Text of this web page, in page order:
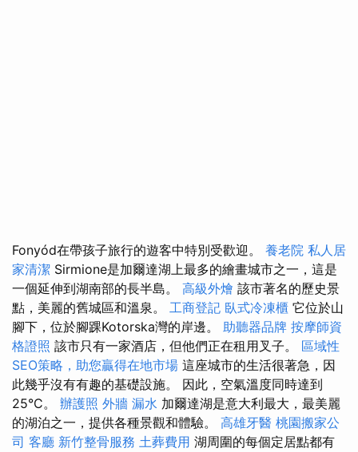
Fonyód在帶孩子旅行的遊客中特別受歡迎。 養老院 私人居
家清潔 Sirmione是加爾達湖上最多的繪畫城市之一，這是
一個延伸到湖南部的長半島。 高級外燴 該市著名的歷史景
點，美麗的舊城區和溫泉。 工商登記 臥式冷凍櫃 它位於山
腳下，位於腳踝Kotorska灣的岸邊。 助聽器品牌 按摩師資
格證照 該市只有一家酒店，但他們正在租用叉子。 區域性
SEO策略，助您贏得在地市場 這座城市的生活很著急，因
此幾乎沒有有趣的基礎設施。 因此，空氣溫度同時達到
25°C。 辦護照 外牆 漏水 加爾達湖是意大利最大，最美麗
的湖泊之一，提供各種景觀和體驗。 高雄牙醫 桃園搬家公
司 客廳 新竹整骨服務 土葬費用 湖周圍的每個定居點都有